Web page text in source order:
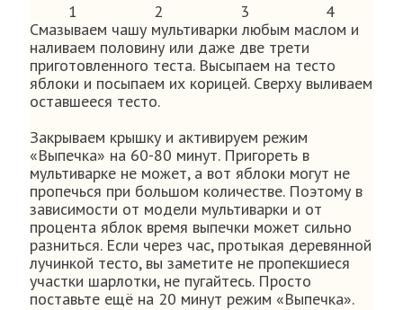
1 2 3
4
Смазываем чашу мультиварки любым маслом и
наливаем половину или даже две трети
приготовленного теста. Высыпаем на тесто
яблоки и посыпаем их корицей. Сверху выливаем
оставшееся тесто.
Закрываем крышку и активируем режим
«Выпечка» на 60-80 минут. Пригореть в
мультиварке не может, а вот яблоки могут не
пропечься при большом количестве. Поэтому в
зависимости от модели мультиварки и от
процента яблок время выпечки может сильно
разниться. Если через час, протыкая деревянной
лучинкой тесто, вы заметите не пропекшиеся
участки шарлотки, не пугайтесь. Просто
поставьте ещё на 20 минут режим «Выпечка».